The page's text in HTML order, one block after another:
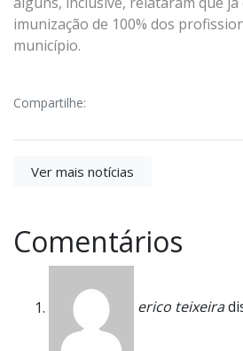
imunização de 100% dos
município.
Compartilhe:
Ver mais notícias
Comentários
erico teixeira